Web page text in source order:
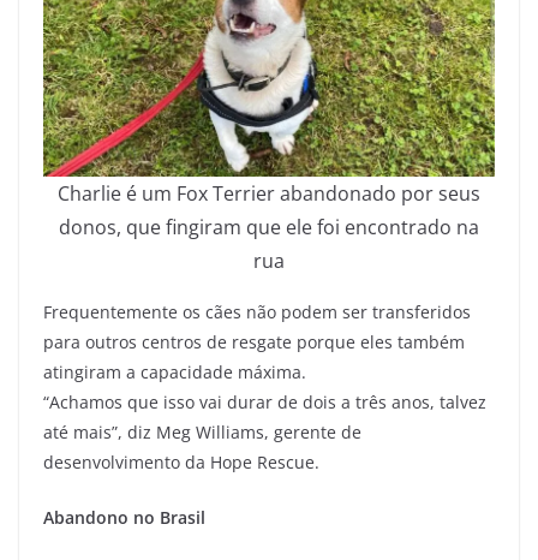
Charlie é um Fox Terrier abandonado por seus
donos, que fingiram que ele foi encontrado na
rua
Frequentemente os cães não podem ser transferidos
para outros centros de resgate porque eles também
atingiram a capacidade máxima.
“Achamos que isso vai durar de dois a três anos, talvez
até mais”, diz Meg Williams, gerente de
desenvolvimento da Hope Rescue.
Abandono no Brasil